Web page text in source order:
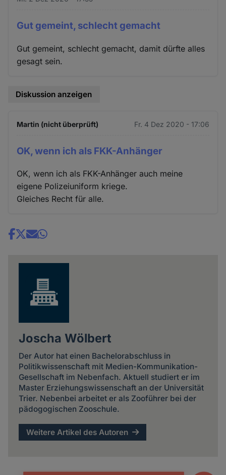
Gut gemeint, schlecht gemacht
Gut gemeint, schlecht gemacht, damit dürfte alles
gesagt sein.
Diskussion anzeigen
Martin (nicht überprüft) Fr. 4 Dez 2020 - 17:06
OK, wenn ich als FKK-Anhänger
OK, wenn ich als FKK-Anhänger auch meine
eigene Polizeiuniform kriege.
Gleiches Recht für alle.
Share
Joscha Wölbert
Der Autor hat einen Bachelorabschluss in
Politikwissenschaft mit Medien-Kommunikation-
Gesellschaft im Nebenfach. Aktuell studiert er im
Master Erziehungswissenschaft an der Universität
Trier. Nebenbei arbeitet er als Zooführer bei der
pädogogischen Zooschule.
Weitere Artikel des Autoren